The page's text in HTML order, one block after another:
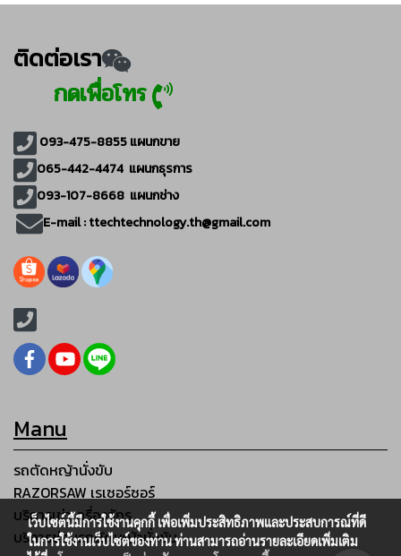
ติดต่อเรา
กดเพื่อโทร
093-475-8855แผนกขาย
065-442-4474 แผนกธุรการ
093-107-8668 แผนกช่าง
E-mail :ttechtechnology.th@gmail.com
Manu
รถตัดหญ้านั่งขับ
RAZORSAW เรเซอร์ซอร์
บริการเช่าเครื่องจักร
บริการซ่อมรถตัดหญ้านั่งขับ
เว็บไซต์นี้มีการใช้งานคุกกี้ เพื่อเพิ่มประสิทธิภาพและประสบการณ์ที่ดี
ในการใช้งานเว็บไซต์ของท่าน ท่านสามารถอ่านรายละเอียดเพิ่มเติม